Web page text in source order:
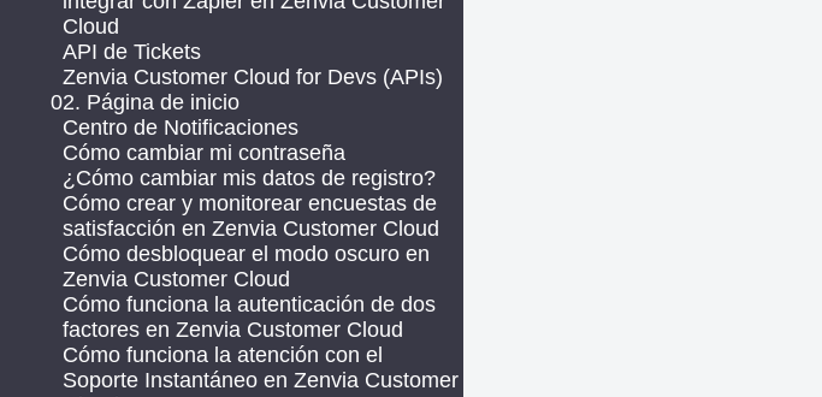
Cloud
API de Tickets
Zenvia Customer Cloud for Devs (APIs)
02. Página de inicio
Centro de Notificaciones
Cómo cambiar mi contraseña
¿Cómo cambiar mis datos de registro?
Cómo crear y monitorear encuestas de
satisfacción en Zenvia Customer Cloud
Cómo desbloquear el modo oscuro en
Zenvia Customer Cloud
Cómo funciona la autenticación de dos
factores en Zenvia Customer Cloud
Cómo funciona la atención con el
Soporte Instantáneo en Zenvia Customer